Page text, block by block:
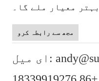
بہتر معیار ملے گا۔
مجھ سے رابطہ کرو
ای میل: andy@superelec.cn واٹس